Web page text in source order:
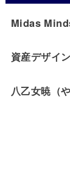
Midas
資産デザイ
八乙女暁（